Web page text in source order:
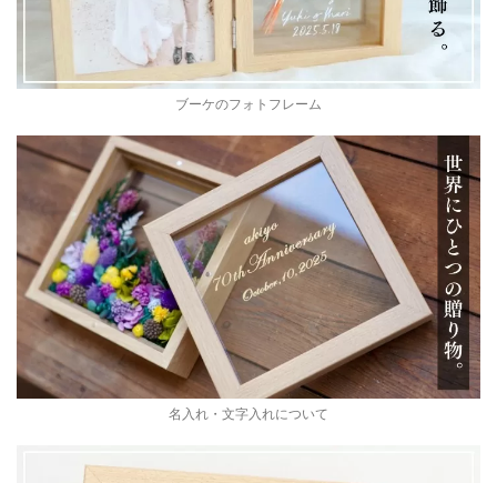
ブーケのフォトフレーム
名入れ・文字入れについて